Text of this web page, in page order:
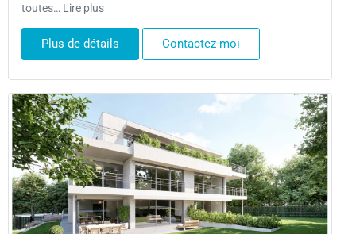
toutes… Lire plus
Plus de détails Contactez-moi